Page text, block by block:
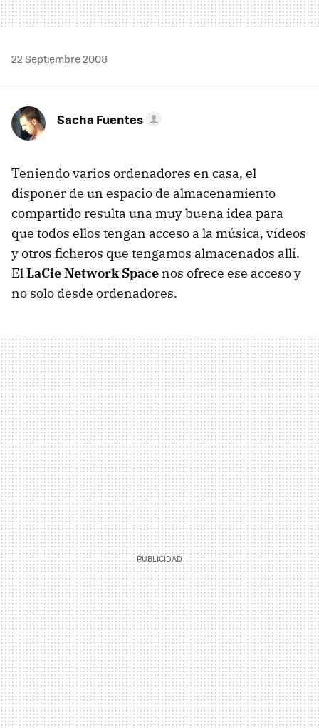
22 Septiembre 2008
Sacha Fuentes
Teniendo varios ordenadores en casa, el
disponer de un espacio de almacenamiento
compartido resulta una muy buena idea para
que todos ellos tengan acceso a la música, vídeos
y otros ficheros que tengamos almacenados allí.
ElLaCie Network Space nos ofrece ese acceso y
no solo desde ordenadores.